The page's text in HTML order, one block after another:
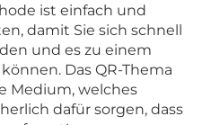
ist einfach und
damit Sie sich schnell
und es zu einem
Das QR-Thema
Medium, welches
dafür sorgen, dass